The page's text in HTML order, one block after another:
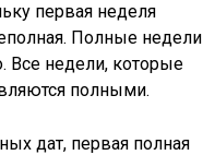
первая неделя
Полные недели
Все недели, которые
полными.
дат, первая полная